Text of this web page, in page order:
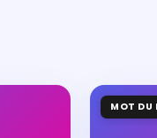
MOT DU